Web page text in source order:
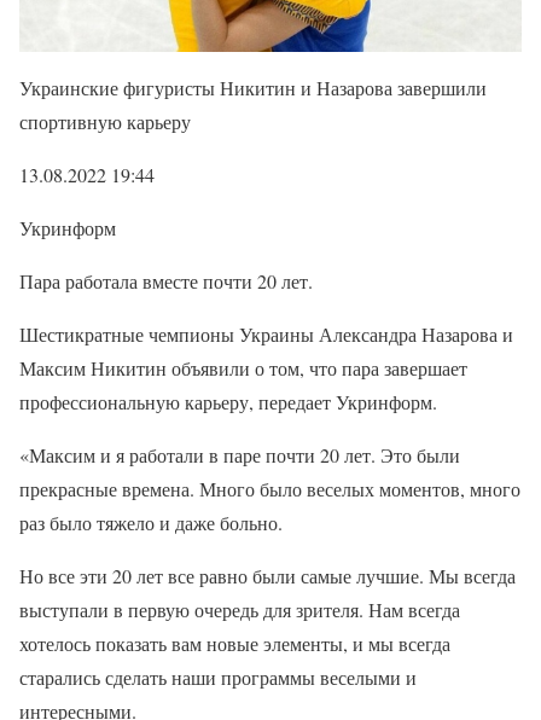
Украинские фигуристы Никитин и Назарова завершили
спортивную карьеру
13.08.2022 19:44
Укринформ
Пара работала вместе почти 20 лет.
Шестикратные чемпионы Украины Александра Назарова и
Максим Никитин объявили о том, что пара завершает
профессиональную карьеру, передает Укринформ.
«Максим и я работали в паре почти 20 лет. Это были
прекрасные времена. Много было веселых моментов, много
раз было тяжело и даже больно.
Но все эти 20 лет все равно были самые лучшие. Мы всегда
выступали в первую очередь для зрителя. Нам всегда
хотелось показать вам новые элементы, и мы всегда
старались сделать наши программы веселыми и
интересными.